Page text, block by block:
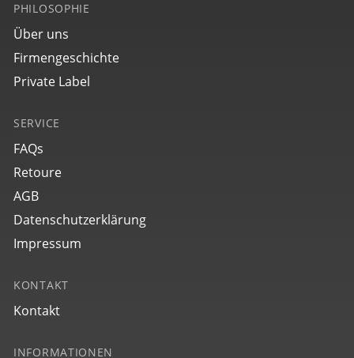
PHILOSOPHIE
Über uns
Firmengeschichte
Private Label
SERVICE
FAQs
Retoure
AGB
Datenschutzerklärung
Impressum
KONTAKT
Kontakt
INFORMATIONEN